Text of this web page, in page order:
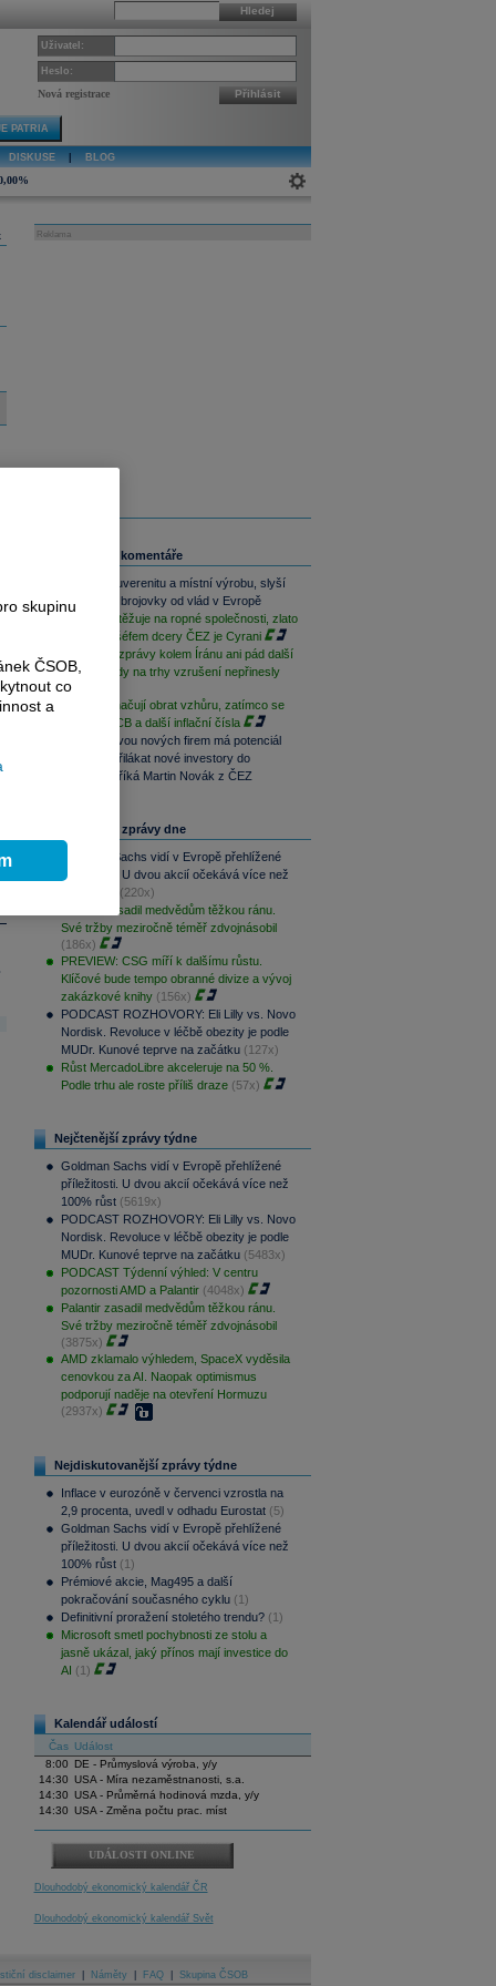
Hledej
Uživatel:
Heslo:
Nová registrace Přihlásit
PATRIA
DISKUSE BLOG
Reklama
Související komentáře
Chceme suverenitu a místní výrobu, slyší
americké zbrojovky od vlád v Evropě
Trump si stěžuje na ropné společnosti, zlato
dál klesá, šéfem dcery ČEZ je Cyrani
Zmatečné zprávy kolem Íránu ani pád další
britské vlády na trhy vzrušení nepřinesly
Akcie naznačují obrat vzhůru, zatímco se
čeká na ECB a další inflační čísla
Ocenění dvou nových firem má potenciál
pro růst i přilákat nové investory do
dluhopisů, říká Martin Novák z ČEZ
Nejčtenější zprávy dne
Goldman Sachs vidí v Evropě přehlížené
příležitosti. U dvou akcií očekává více než
(220x)
Palantir zasadil medvědům těžkou ránu.
Své tržby meziročně téměř zdvojnásobil
(186x)
PREVIEW: CSG míří k dalšímu růstu.
Klíčové bude tempo obranné divize a vývoj
zakázkové knihy (156x)
PODCAST ROZHOVORY: Eli Lilly vs. Novo
Nordisk. Revoluce v léčbě obezity je podle
MUDr. Kunové teprve na začátku (127x)
Růst MercadoLibre akceleruje na 50 %.
Podle trhu ale roste příliš draze (57x)
Nejčtenější zprávy týdne
Goldman Sachs vidí v Evropě přehlížené
příležitosti. U dvou akcií očekává více než
100% růst (5619x)
PODCAST ROZHOVORY: Eli Lilly vs. Novo
Nordisk. Revoluce v léčbě obezity je podle
MUDr. Kunové teprve na začátku (5483x)
PODCAST Týdenní výhled: V centru
pozornosti AMD a Palantir (4048x)
Palantir zasadil medvědům těžkou ránu.
Své tržby meziročně téměř zdvojnásobil
(3875x)
AMD zklamalo výhledem, SpaceX vyděsila
cenovkou za AI. Naopak optimismus
podporují naděje na otevření Hormuzu
(2937x)
Nejdiskutovanější zprávy týdne
Inflace v eurozóně v červenci vzrostla na
2,9 procenta, uvedl v odhadu Eurostat (5)
Goldman Sachs vidí v Evropě přehlížené
příležitosti. U dvou akcií očekává více než
100% růst (1)
Prémiové akcie, Mag495 a další
pokračování současného cyklu (1)
Definitivní proražení stoletého trendu? (1)
Microsoft smetl pochybnosti ze stolu a
jasně ukázal, jaký přínos mají investice do
AI (1)
Kalendář událostí
Čas Událost
8:00
DE - Průmyslová výroba, y/y
14:30 USA - Míra nezaměstnanosti, s.a.
14:30 USA - Průměrná hodinová mzda, y/y
14:30 USA - Změna počtu prac. míst
UDÁLOSTI ONLINE
Dlouhodobý ekonomický kalendář ČR
Dlouhodobý ekonomický kalendář Svět
disclaimer Náměty FAQ Skupina ČSOB
skupinu
ČSOB,
co
a